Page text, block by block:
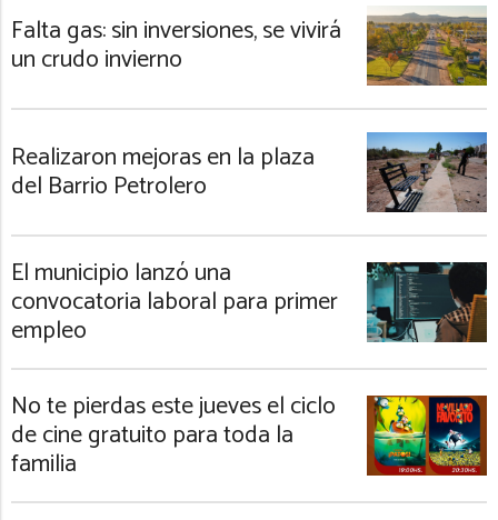
Falta gas: sin inversiones, se vivirá
un crudo invierno
Realizaron mejoras en la plaza
del Barrio Petrolero
El municipio lanzó una
convocatoria laboral para primer
empleo
No te pierdas este jueves el ciclo
de cine gratuito para toda la
familia